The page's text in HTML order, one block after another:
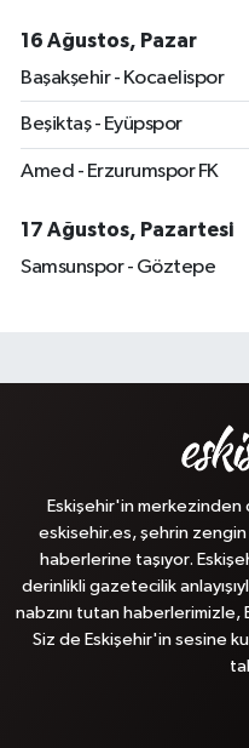
16 Ağustos, Pazar
Başakşehir - Kocaelispor
Beşiktaş - Eyüpspor
Amed - Erzurumspor FK
17 Ağustos, Pazartesi
Samsunspor - Göztepe
Eskişehir'in
eskisehir.es, şehrin
haberlerine taşıyor.
derinlikli gazetecilik
nabzını tutan haberlerimizle,
Siz de Eskişehir'in sesine